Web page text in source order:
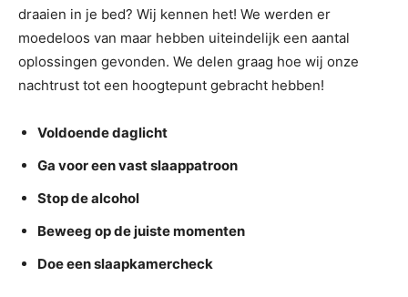
draaien in je bed? Wij kennen het! We werden er
moedeloos van maar hebben uiteindelijk een aantal
oplossingen gevonden. We delen graag hoe wij onze
nachtrust tot een hoogtepunt gebracht hebben!
Voldoende daglicht
Ga voor een vast slaappatroon
Stop de alcohol
Beweeg op de juiste momenten
Doe een slaapkamercheck